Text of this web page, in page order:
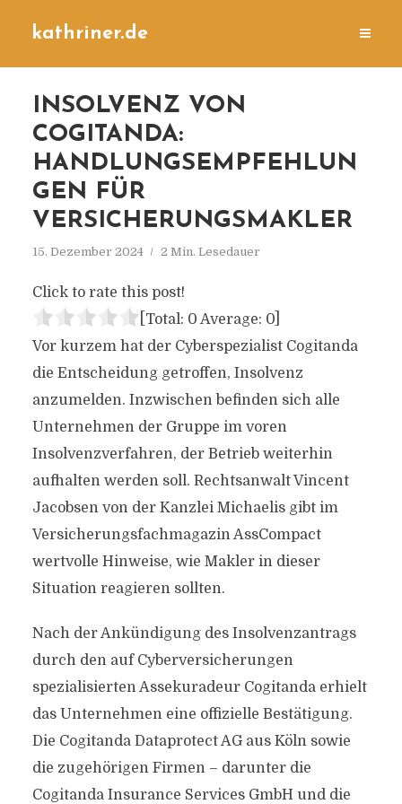
kathriner.de
INSOLVENZ VON
COGITANDA:
HANDLUNGSEMPFEHLUN
GEN FÜR
VERSICHERUNGSMAKLER
15. Dezember 2024 2 Min. Lesedauer
Click to rate this post!
[Total: 0 Average: 0]
Vor kurzem hat der Cyberspezialist Cogitanda
die Entscheidung getroffen, Insolvenz
anzumelden. Inzwischen befinden sich alle
Unternehmen der Gruppe im voren
Insolvenzverfahren, der Betrieb weiterhin
aufhalten werden soll. Rechtsanwalt Vincent
Jacobsen von der Kanzlei Michaelis gibt im
Versicherungsfachmagazin AssCompact
wertvolle Hinweise, wie Makler in dieser
Situation reagieren sollten.
Nach der Ankündigung des Insolvenzantrags
durch den auf Cyberversicherungen
spezialisierten Assekuradeur Cogitanda erhielt
das Unternehmen eine offizielle Bestätigung.
Die Cogitanda Dataprotect AG aus Köln sowie
die zugehörigen Firmen – darunter die
Cogitanda Insurance Services GmbH und die